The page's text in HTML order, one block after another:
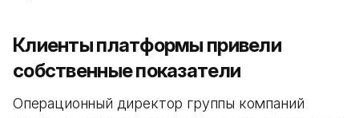
Клиенты платформы привели
собственные показатели
Операционный директор группы компаний